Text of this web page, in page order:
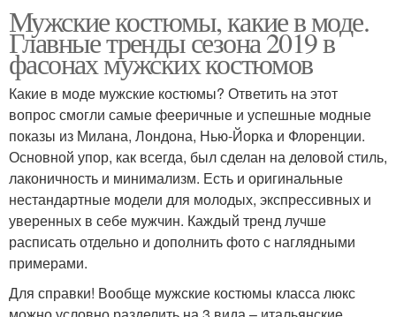
Мужские костюмы, какие в моде.
Главные тренды сезона 2019 в
фасонах мужских костюмов
Какие в моде мужские костюмы? Ответить на этот
вопрос смогли самые фееричные и успешные модные
показы из Милана, Лондона, Нью-Йорка и Флоренции.
Основной упор, как всегда, был сделан на деловой стиль,
лаконичность и минимализм. Есть и оригинальные
нестандартные модели для молодых, экспрессивных и
уверенных в себе мужчин. Каждый тренд лучше
расписать отдельно и дополнить фото с наглядными
примерами.
Для справки! Вообще мужские костюмы класса люкс